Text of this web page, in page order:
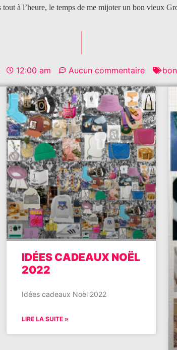
tout à l’heure, le temps de me mijoter un bon vieux
12:00 am Aucun commentaire
IDÉES CADEAUX NOËL
2022
Idées cadeaux Noël 2022
LIRE LA SUITE »